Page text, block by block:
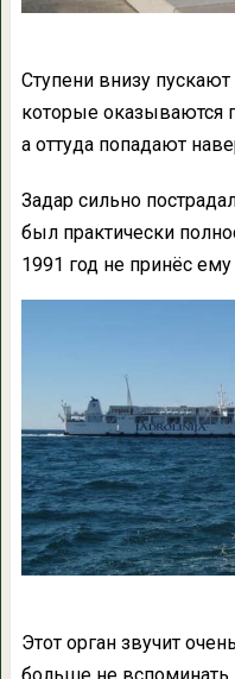
Ступени внизу
которые оказываются
а оттуда попадают
Задар сильно
был практически
1991 год не принёс
Этот орган звучит